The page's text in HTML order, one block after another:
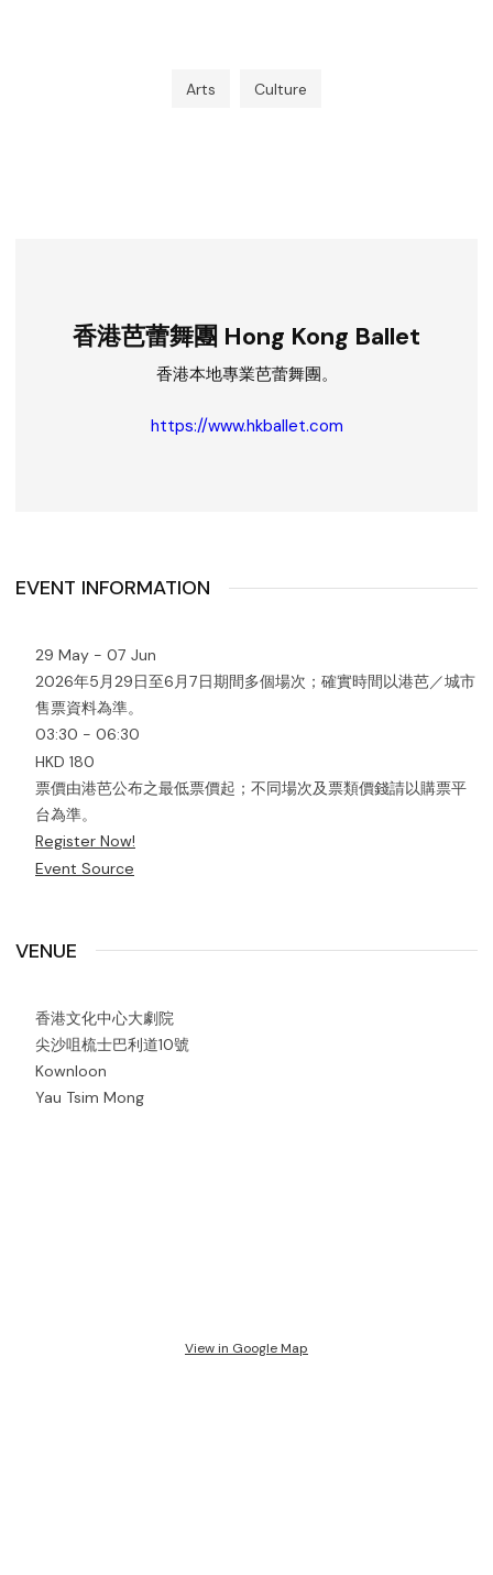
Arts Culture
香港芭蕾舞團 Hong Kong Ballet
香港本地專業芭蕾舞團。
https://www.hkballet.com
EVENT INFORMATION
29 May - 07 Jun
2026年5月29日至6月7日期間多個場次；確實時間以港芭／城市
售票資料為準。
03:30 - 06:30
HKD 180
票價由港芭公布之最低票價起；不同場次及票類價錢請以購票平
台為準。
Register Now!
Event Source
VENUE
香港文化中心大劇院
尖沙咀梳士巴利道10號
Kownloon
Yau Tsim Mong
View in Google Map